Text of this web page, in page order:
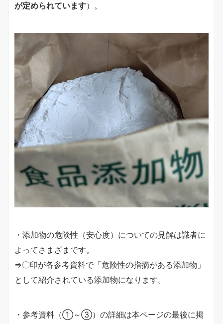
が定められています）。
・添加物の危険性（安心度）についての見解は識者に
よってさまざまです。
⇒〇印が各参考資料で「危険性の指摘がある添加物」
として紹介されている添加物になります。
・参考資料（①～③）の詳細は本ページの最後に掲